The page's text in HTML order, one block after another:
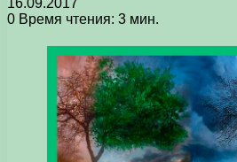
0 Время чтения: 3 мин.